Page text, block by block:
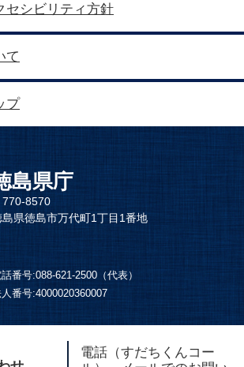
セシビリティ方針
て
プ
島県庁
770-8570
島県徳島市万代町1丁目1番地
話番号:088-621-2500（代表）
人番号:4000020360007
電話（すだちくんコー